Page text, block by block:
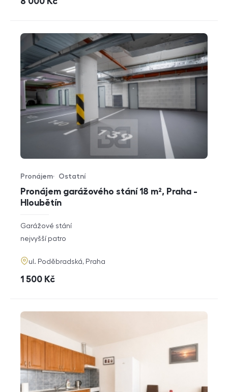
Pronájem garážového stání 18 m², Praha -
Hloubětín
Typ nabídky
Pronájem
Typ nemovitosti
Ostatní
rozměry
dispozice
Garážové stání
funkce
nejvyšší patro
adresa
ul. Poděbradská, Praha
cena
1 500 Kč